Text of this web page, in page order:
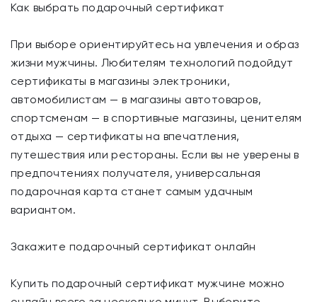
Как выбрать подарочный сертификат
При выборе ориентируйтесь на увлечения и образ
жизни мужчины. Любителям технологий подойдут
сертификаты в магазины электроники,
автомобилистам — в магазины автотоваров,
спортсменам — в спортивные магазины, ценителям
отдыха — сертификаты на впечатления,
путешествия или рестораны. Если вы не уверены в
предпочтениях получателя, универсальная
подарочная карта станет самым удачным
вариантом.
Закажите подарочный сертификат онлайн
Купить подарочный сертификат мужчине можно